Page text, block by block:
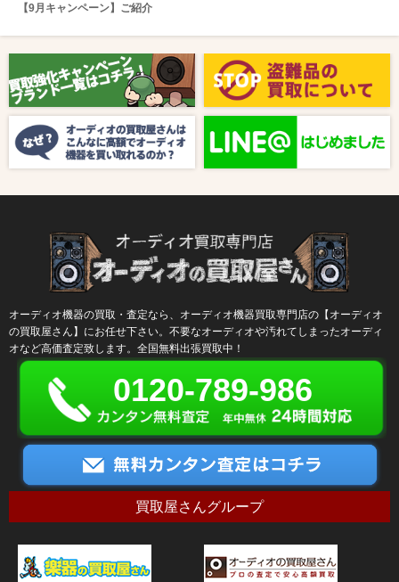
【9月キャンペーン】ご紹介
【8月キャンペーン】ご紹介
2024/10/04 新着情報
【ラジオ番組放送のお知らせ】
オーディオ機器の買取・査定なら、オーディオ機器買取専門店の【オーディオ
の買取屋さん】にお任せ下さい。不要なオーディオや汚れてしまったオーディ
オなど高価査定致します。全国無料出張買取中！
0120-789-986
買取屋さんグループ